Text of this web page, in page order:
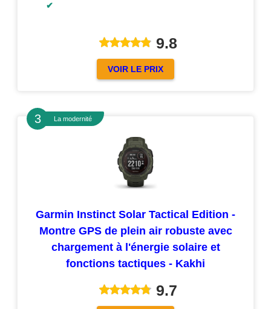
9.8
VOIR LE PRIX
La modernité
Garmin Instinct Solar Tactical Edition -
Montre GPS de plein air robuste avec
chargement à l'énergie solaire et
fonctions tactiques - Kakhi
9.7